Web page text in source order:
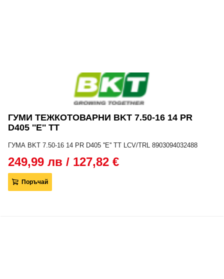
ГУМИ ТЕЖКОТОВАРНИ BKT 7.50-16 14 PR
D405 ''E'' TT
ГУМА BKT 7.50-16 14 PR D405 ''E'' TT LCV/TRL 8903094032488
249,99 лв / 127,82 €
Поръчай